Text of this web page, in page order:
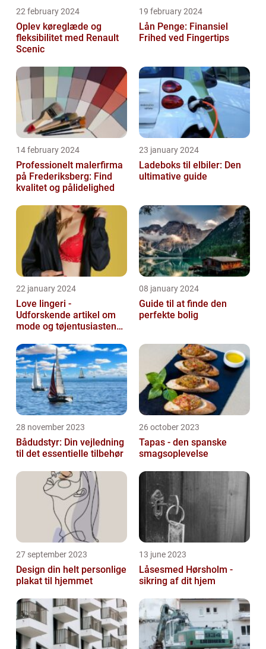
22 february 2024
Oplev køreglæde og
fleksibilitet med Renault
Scenic
19 february 2024
Lån Penge: Finansiel
Frihed ved Fingertips
14 february 2024
Professionelt malerfirma
på Frederiksberg: Find
kvalitet og pålidelighed
23 january 2024
Ladeboks til elbiler: Den
ultimative guide
22 january 2024
Love lingeri -
Udforskende artikel om
mode og tøjentusiastens
08 january 2024
Guide til at finde den
perfekte bolig
28 november 2023
Bådudstyr: Din vejledning
til det essentielle tilbehør
26 october 2023
Tapas - den spanske
smagsoplevelse
27 september 2023
Design din helt personlige
plakat til hjemmet
13 june 2023
Låsesmed Hørsholm -
sikring af dit hjem